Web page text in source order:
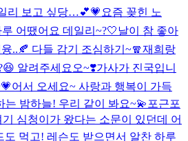
리 보고 싶당…💕💗요즘 꽂힌 노
루 어땠어요 데일리~?🤍날이 참 좋아
..🍂 다들 감기 조심하기~🧣재희랑
알려주세요오~❣️가사가 진국입니
어서 오세요~ 사랑과 행복이 가득
밤하늘! 우리 같이 봐요~💫 포근포
기 심청이가 왔다는 소문이 있던데 어
먹고! 레슨도 받으면서 알찬 하루